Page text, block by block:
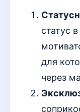
статус
для
через